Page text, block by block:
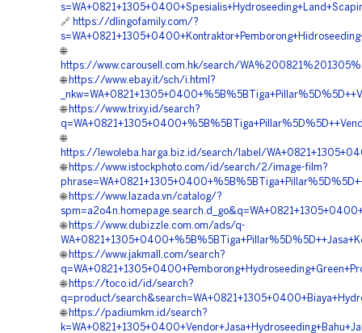
🔗 https://dlingofamily.com/?
🌐
https://www.carousell.com.hk/search/
🌐 https://www.ebay.it/sch/i.html?
🌐 https://www.trixy.id/search?
🌐
https://lewoleba.harga.biz.id/search/label/
🌐 https://www.istockphoto.com/id/search/2/image-film?
🌐 https://www.lazada.vn/catalog/?
🌐 https://www.dubizzle.com.om/ads/q-
🌐 https://www.jakmall.com/search?
🌐 https://toco.id/id/search?
q=product/
🌐 https://padiumkm.id/search?